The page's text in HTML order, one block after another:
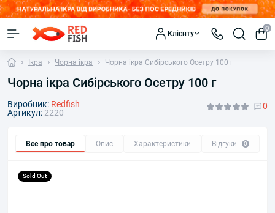
Клієнту
0
Ікра Чорна ікра Чорна ікра Сибірського Осетру 100 г
Чорна ікра Сибірського Осетру 100 г
Виробник: Redfish
Артикул: 2220
0
Все про товар Опис Характеристики Відгуки 0
Sold Out